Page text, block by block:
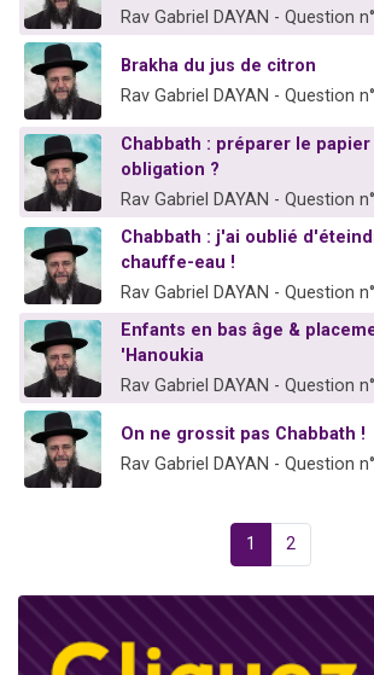
Rav Gabriel DAYAN - Question
Brakha du jus de citron
Rav Gabriel DAYAN - Question
Chabbath : préparer le
obligation ?
Rav Gabriel DAYAN - Question
Chabbath : j'ai oublié
chauffe-eau !
Rav Gabriel DAYAN - Question
Enfants en bas âge &
'Hanoukia
Rav Gabriel DAYAN - Question
On ne grossit pas Chabbath !
Rav Gabriel DAYAN - Question
1 2